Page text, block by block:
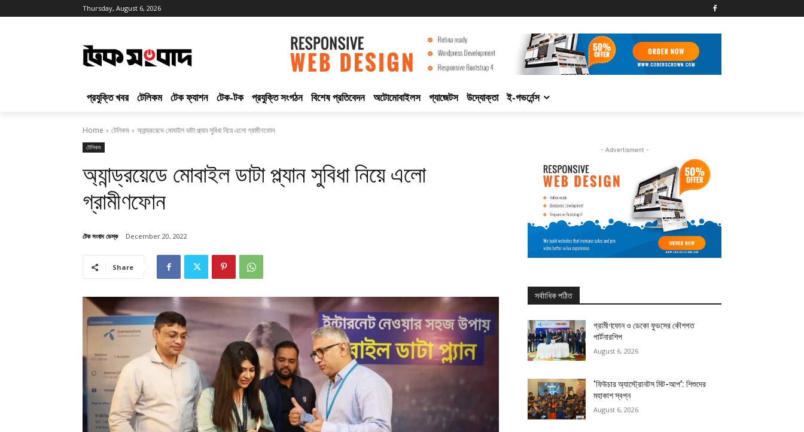
Thursday, August 6, 2026
প্রযুক্তি খবর টেলিকম টেক ফ্যাশন টেক-টক প্রযুক্তি সংগঠন বিশেষ প্রতিবেদন অটোমোবাইলস গ্যাজেটস উদ্যোক্তা ই-গভর্নেন্স
Home টেলিকম অ্যান্ড্রয়েডে মোবাইল ডাটা প্ল্যান সুবিধা নিয়ে এলো গ্রামীণফোন
টেলিকম
অ্যান্ড্রয়েডে মোবাইল ডাটা প্ল্যান সুবিধা নিয়ে এলো
গ্রামীণফোন
টেক সংবাদ ডেস্ক December 20, 2022
Share
- Advertisment -
সর্বাাধিক পঠিত
গ্রামীণফোন ও ডেকো ফুডসের কৌশগত
পার্টনারশিপ
August 6, 2026
‘ফিউচার অ্যাস্ট্রোনটস মিট-আপ’: শিশুদের
মহাকাশ স্বপ্ন
August 6, 2026